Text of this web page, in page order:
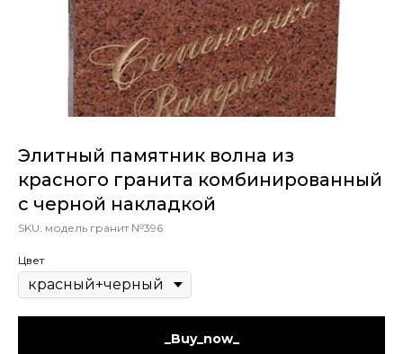
Элитный памятник волна из
красного гранита комбинированный
с черной накладкой
SKU: модель гранит №396
Цвет
_Buy_now_